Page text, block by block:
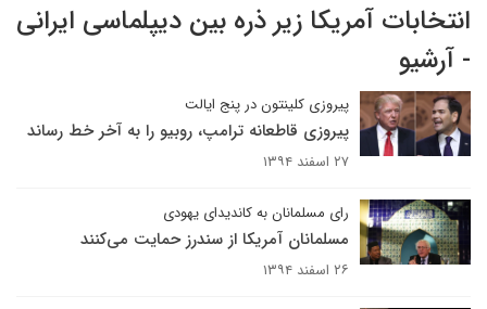
انتخابات آمریکا زیر ذره بین دیپلماسی ایرانی
- آرشیو
پیروزی کلینتون در پنج ایالت
پیروزی قاطعانه ترامپ، روبیو را به آخر خط رساند
۲۷ اسفند ۱۳۹۴
رای مسلمانان به کاندیدای یهودی
مسلمانان آمریکا از سندرز حمایت می‌کنند
۲۶ اسفند ۱۳۹۴